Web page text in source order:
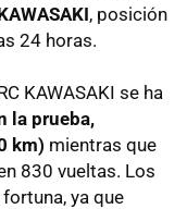
, posición
24 horas.
KAWASAKI se ha
la prueba,
km) mientras que
830 vueltas. Los
ya que